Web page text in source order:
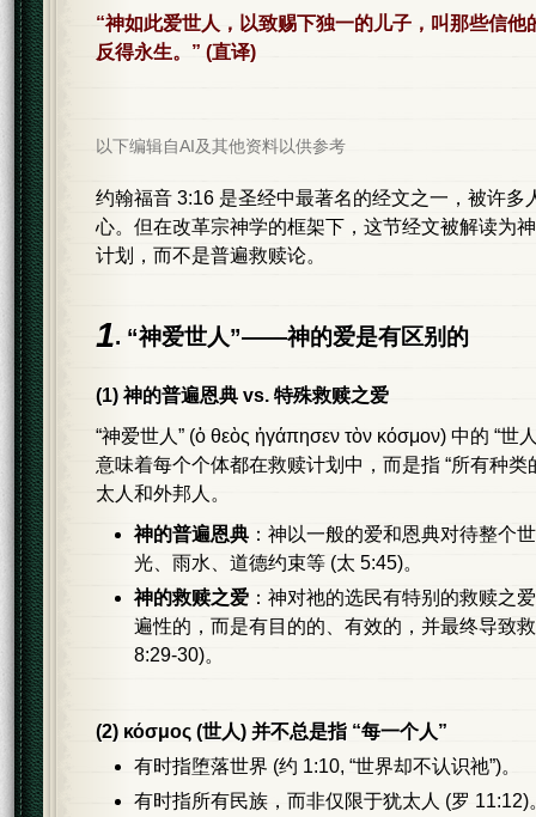
“神如此爱世人，以致赐下独一的儿子，叫那些信他
反得永生。” (直译)
以下编辑自AI及其他资料以供参考
约翰福音 3:16 是圣经中最著名的经文之一，被许多
心。但在改革宗神学的框架下，这节经文被解读为
计划，而不是普遍救赎论。
1. “神爱世人”——神的爱是有区别的
(1) 神的普遍恩典 vs. 特殊救赎之爱
“神爱世人” (ὁ θεὸς ἠγάπησεν τὸν κόσμον) 中的 “世
意味着每个个体都在救赎计划中，而是指 “所有种
太人和外邦人。
神的普遍恩典 ：神以一般的爱和恩典对待整个
光、雨水、道德约束等 (太 5:45)。
神的救赎之爱 ：神对祂的选民有特别的救赎之
遍性的，而是有目的的、有效的，并最终导致
8:29-30)。
(2) κόσμος (世人) 并不总是指 “每一个人”
有时指堕落世界 (约 1:10, “世界却不认识祂”)。
有时指所有民族，而非仅限于犹太人 (罗 11:12)